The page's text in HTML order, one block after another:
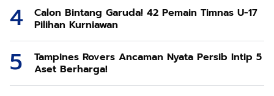
Calon Bintang Garuda! 42 Pemain Timnas U-17
Pilihan Kurniawan
Tampines Rovers Ancaman Nyata Persib Intip 5
Aset Berharga!